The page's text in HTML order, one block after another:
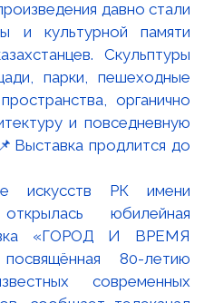
искусств РК имени
юбилейная
«ГОРОД И ВРЕМЯ
80-летию
современных